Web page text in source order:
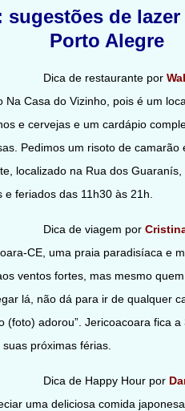
sugestões de
Porto Alegre
Dica de restaurante por
Na Casa do Vizinho, pois é um
e cervejas e um cardápio
Pedimos um risoto de camarão
localizado na Rua dos
feriados das 11h30 às 21h.
Dica de viagem por
CE, uma praia paradisíaca e
ventos fortes, mas mesmo
lá, não dá para ir de qualquer
(foto) adorou”. Jericoacoara fica
próximas férias.
Dica de Happy Hour por
uma deliciosa comida